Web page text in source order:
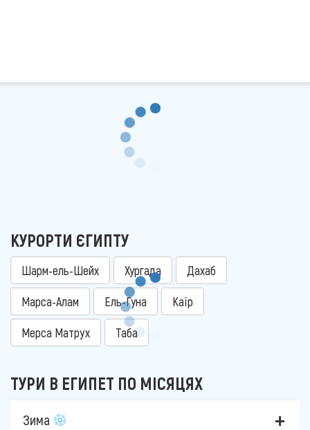
КУРОРТИ ЄГИПТУ
Шарм-ель-Шейх Хургада Дахаб
Марса-Алам Ель-Гуна Каїр
Мерса Матрух Таба
ТУРИ В ЕГИПЕТ ПО МІСЯЦЯХ
Зима